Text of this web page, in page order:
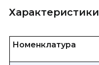
Характеристики
Номенклатура